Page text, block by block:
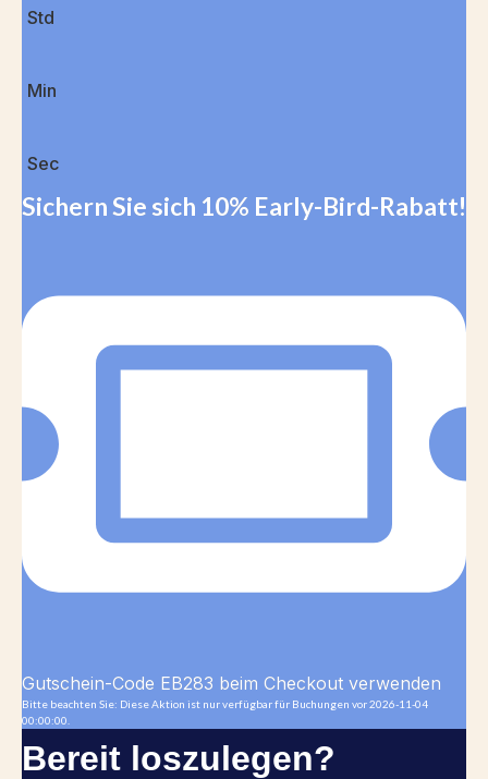
Std
Min
Sec
Sichern Sie sich 10% Early-Bird-Rabatt!
Gutschein-Code EB283 beim Checkout verwenden
Bitte beachten Sie: Diese Aktion ist nur verfügbar für Buchungen vor 2026-11-04
00:00:00.
Bereit loszulegen?